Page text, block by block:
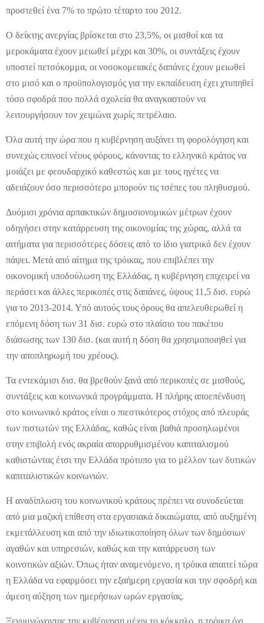
προστεθεί ένα 7% το πρώτο τέταρτο του 2012.
Ο δείκτης ανεργίας βρίσκεται στο 23,5%, οι μισθοί και τα
μεροκάματα έχουν μειωθεί μέχρι και 30%, οι συντάξεις έχουν
υποστεί πετσόκομμα, οι νοσοκομειακές δαπάνες έχουν μειωθεί
στο μισό και ο προϋπολογισμός για την εκπαίδευση έχει χτυπηθεί
τόσο σφοδρά που πολλά σχολεία θα αναγκαστούν να
λειτουργήσουν τον χειμώνα χωρίς πετρέλαιο.
Όλα αυτή την ώρα που η κυβέρνηση αυξάνει τη φορολόγηση και
συνεχώς επινοεί νέους φόρους, κάνοντας το ελληνικό κράτος να
μοιάζει με φεουδαρχικό καθεστώς και με τους ηγέτες να
αδειάζουν όσο περισσότερο μπορούν τις τσέπες του πληθυσμού.
Δυόμισι χρόνια αρπακτικών δημοσιονομικών μέτρων έχουν
οδηγήσει στην κατάρρευση της οικονομίας της χώρας, αλλά τα
αιτήματα για περισσότερες δόσεις από το ίδιο γιατρικό δεν έχουν
πάψει. Μετά από αίτημα της τρόικας, που επιβλέπει την
οικονομική υποδούλωση της Ελλάδας, η κυβέρνηση επιχειρεί να
περάσει και άλλες περικοπές στις δαπάνες, ύψους 11,5 δισ. ευρώ
για το 2013-2014. Υπό αυτούς τους όρους θα απελευθερωθεί η
επόμενη δόση των 31 δισ. ευρώ στο πλαίσιο του πακέτου
διάσωσης των 130 δισ. (και αυτή η δόση θα χρησιμοποιηθεί για
την αποπληρωμή του χρέους).
Τα εντεκάμισι δισ. θα βρεθούν ξανά από περικοπές σε μισθούς,
συντάξεις και κοινωνικά προγράμματα. Η πλήρης αποεπένδυση
στο κοινωνικό κράτος είναι ο πιεστικότερος στόχος από πλευράς
των πιστωτών της Ελλάδας, καθώς είναι βαθιά προσηλωμένοι
στην επιβολή ενός ακραία απορρυθμισμένου καπιταλισμού
καθιστώντας έτσι την Ελλάδα πρότυπο για το μέλλον των δυτικών
καπιταλιστικών κοινωνιών.
Η αναδίπλωση του κοινωνικού κράτους πρέπει να συνοδεύεται
από μια μαζική επίθεση στα εργασιακά δικαιώματα, από αυξημένη
εκμετάλλευση και από την ιδιωτικοποίηση όλων των δημόσιων
αγαθών και υπηρεσιών, καθώς και την κατάρρευση των
κοινοτικών αξιών. Όπως ήταν αναμενόμενο, η τρόικα απαιτεί τώρα
η Ελλάδα να εφαρμόσει την εξαήμερη εργασία και την σφοδρή και
άμεση αύξηση των ημερήσιων ωρών εργασίας.
Ξεγυμνώνοντας την κυβέρνηση μέχρι το κόκκαλο, η τρόικα όχι